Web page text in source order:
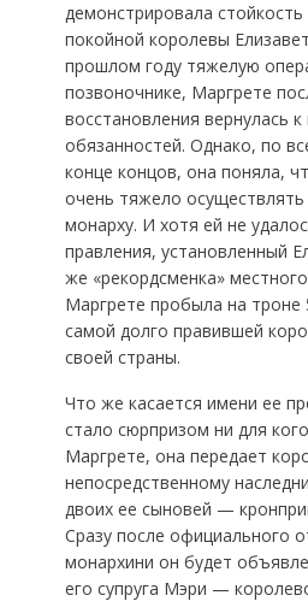
демонстрировала стойкость
покойной королевы
прошлом году тяжелую
позвоночнике, Маргрете
восстановления вернулась
обязанностей. Однако, по
конце концов, она поняла,
очень тяжело
монарху. И хотя ей не
правления, установленный
же «рекордсменка»
Маргрете пробыла на троне
самой долго правившей
своей страны.
Что же касается имени ее
стало сюрпризом ни для
Маргрете, она передает
непосредственному
двоих ее сыновей —
Сразу после официального
монархини он будет
его супруга Мэри —